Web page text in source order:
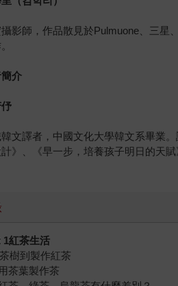
影師，作品散見於Pulmuone、三星
介
文譯者，中國文化大學韓文系畢業
》、《早一步，培養孩子明日的天賦
1紅茶生活
樹到製作紅茶
茶葉製作茶